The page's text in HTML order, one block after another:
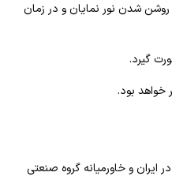
شدن نور نمایان و در زمان
گیرد.
خواهد بود.
ایران و خاورمیانه گروه صنعتی